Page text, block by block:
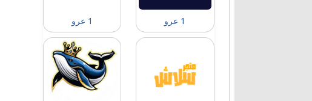
1 عرو 1 عرو